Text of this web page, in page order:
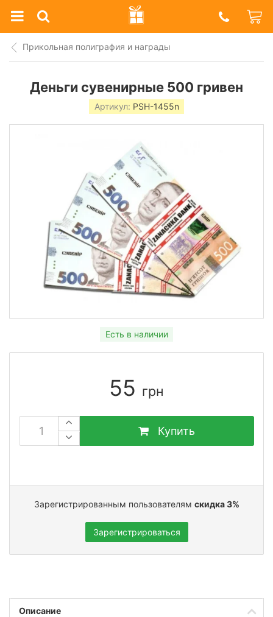
Prazdnik
Shop
Прикольная полиграфия и награды
Деньги сувенирные 500 гривен
Артикул: PSH-1455n
Есть в наличии
55 грн
Купить
Зарегистрированным пользователям скидка 3%
Зарегистрироваться
Описание